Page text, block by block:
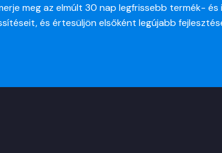
meg az elmúlt 30 nap legfrissebb termék- és
és értesüljön elsőként legújabb